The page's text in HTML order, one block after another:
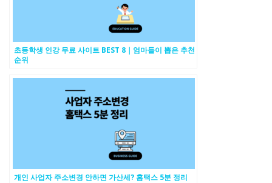
초등학생 인강 무료 사이트 BEST 8｜엄마들이 뽑은 추천
순위
개인 사업자 주소변경 안하면 가산세? 홈택스 5분 정리